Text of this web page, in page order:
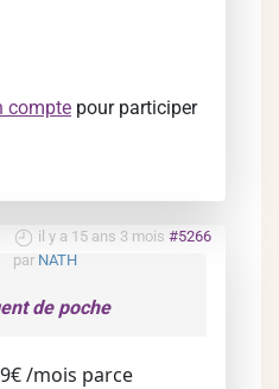
compte pour participer
il y a 15 ans 3 mois #5266
par NATH
de poche
/mois parce